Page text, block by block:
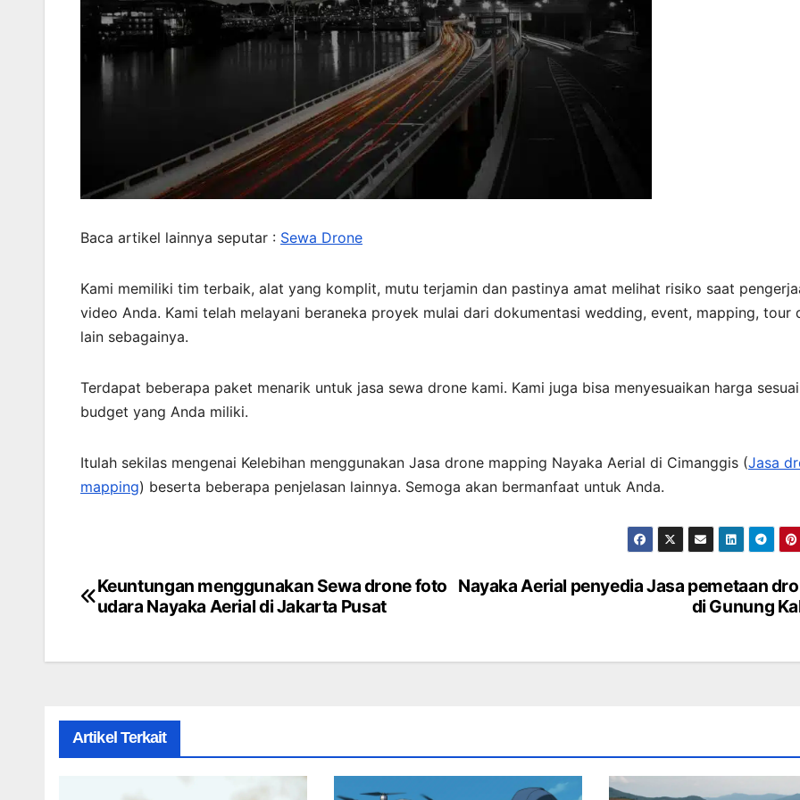
Baca artikel lainnya seputar : Sewa Drone
Kami memiliki tim terbaik, alat yang komplit, mutu terjamin dan pastinya amat melihat risiko saat
video Anda. Kami telah melayani beraneka proyek mulai dari dokumentasi wedding, event, mapping, tour
lain sebagainya.
Terdapat beberapa paket menarik untuk jasa sewa drone kami. Kami juga bisa menyesuaikan harga sesuai
budget yang Anda miliki.
Itulah sekilas mengenai Kelebihan menggunakan Jasa drone mapping Nayaka Aerial di Cimanggis (Jasa
mapping) beserta beberapa penjelasan lainnya. Semoga akan bermanfaat untuk Anda.
Post
Nayaka Aerial penyedia Jasa pemetaan
di Gunung
Keuntungan menggunakan Sewa drone foto
udara Nayaka Aerial di Jakarta Pusat
Artikel Terkait